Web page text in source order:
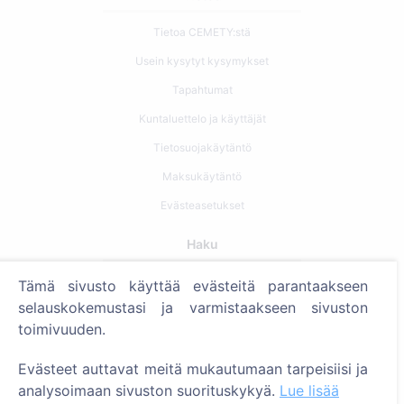
Tietoa CEMETY:stä
Usein kysytyt kysymykset
Tapahtumat
Kuntaluettelo ja käyttäjät
Tietosuojakäytäntö
Maksukäytäntö
Evästeasetukset
Haku
Etsi vainajia
Etsi hautausmaita
Yhteystiedot
Tämä sivusto käyttää evästeitä parantaakseen
selauskokemustasi ja varmistaakseen sivuston
toimivuuden.
Evästeet auttavat meitä mukautumaan tarpeisiisi ja
analysoimaan sivuston suorituskykyä. Lue lisää